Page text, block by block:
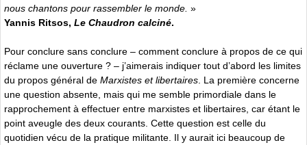
nous chantons pour rassembler le monde. »
Yannis Ritsos, Le Chaudron calciné.
Pour conclure sans conclure – comment conclure à propos de ce qui
réclame une ouverture ? – j’aimerais indiquer tout d’abord les limites
du propos général de Marxistes et libertaires . La première concerne
une question absente, mais qui me semble primordiale dans le
rapprochement à effectuer entre marxistes et libertaires, car étant le
point aveugle des deux courants. Cette question est celle du
quotidien vécu de la pratique militante. Il y aurait ici beaucoup de